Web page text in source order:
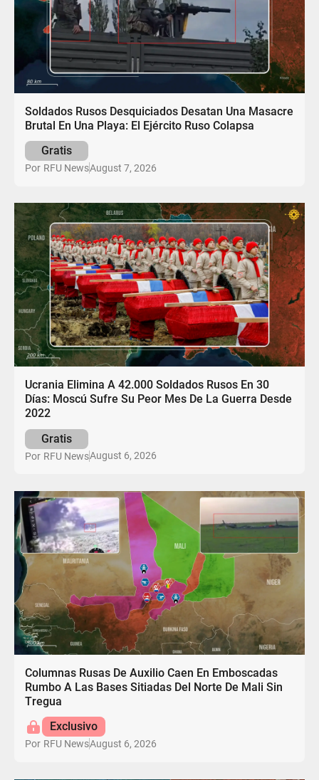
Soldados Rusos Desquiciados Desatan Una Masacre
Brutal En Una Playa: El Ejército Ruso Colapsa
Gratis
Por RFU NewsAugust 7, 2026
Ucrania Elimina A 42.000 Soldados Rusos En 30
Días: Moscú Sufre Su Peor Mes De La Guerra Desde
2022
Gratis
Por RFU NewsAugust 6, 2026
Columnas Rusas De Auxilio Caen En Emboscadas
Rumbo A Las Bases Sitiadas Del Norte De Mali Sin
Tregua
Exclusivo
Por RFU NewsAugust 6, 2026